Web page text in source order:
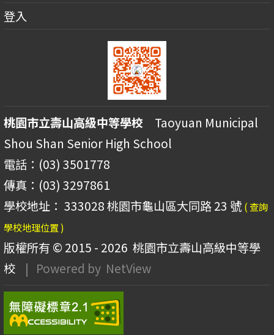
登入
桃園市立壽山高級中等學校 Taoyuan Municipal
Shou Shan Senior High School
電話：(03) 3501778
傳真：(03) 3297861
學校地址： 333028 桃園市龜山區大同路 23 號 ( 查詢
學校地理位置 )
版權所有 © 2015 - 2026 桃園市立壽山高級中等學
校
| Powered by NetView